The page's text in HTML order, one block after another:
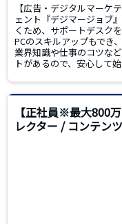
【広告・デジタルマーケ
ェント『デジマージョブ
くため、サポートデスク
PCのスキルアップもでき
業界知識や仕事のコツな
トがあるので、安心して
【正社員※最大800
レクター / コンテン